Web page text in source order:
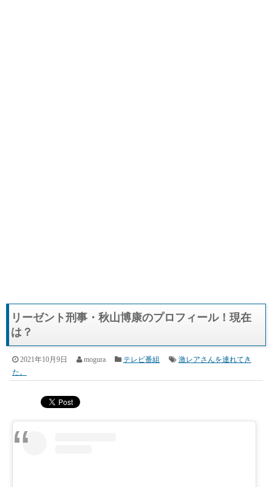
リーゼント刑事・秋山博康のプロフィール！現在
は？
2021年10月9日 mogura テレビ番組
激レアさんを連れてき
た。